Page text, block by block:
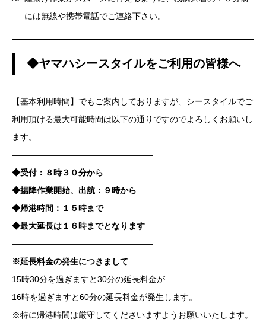
には無線や携帯電話でご連絡下さい。
◆ヤマハシースタイルをご利用の皆様へ
【基本利用時間】でもご案内しておりますが、シースタイルでご
利用頂ける最大可能時間は以下の通りですのでよろしくお願いし
ます。
—————————————————
◆受付：８時３０分から
◆揚降作業開始、出航：９時から
◆帰港時間：１５時まで
◆最大延長は１６時までとなります
—————————————————
※延長料金の発生につきまして
15時30分を過ぎますと30分の延長料金が
16時を過ぎますと60分の延長料金が発生します。
※特に帰港時間は厳守してくださいますようお願いいたします。